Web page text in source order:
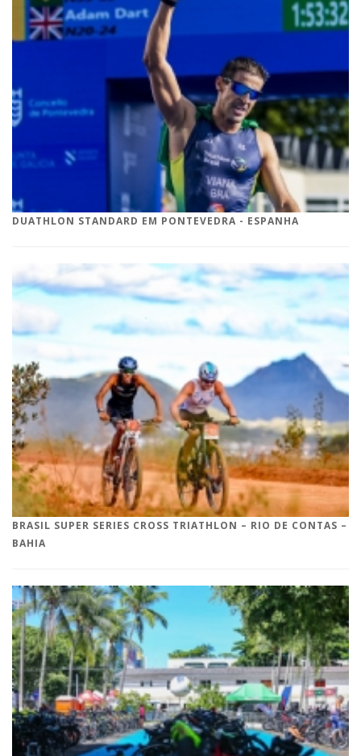
DUATHLON STANDARD EM PONTEVEDRA - ESPANHA
BRASIL SUPER SERIES CROSS TRIATHLON – RIO DE CONTAS –
BAHIA